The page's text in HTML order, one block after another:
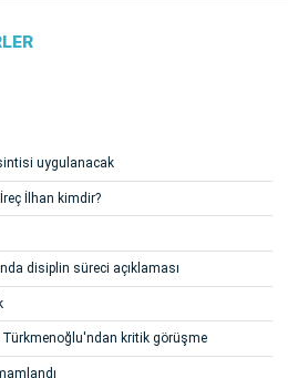
uygulanacak
İlhan kimdir?
disiplin süreci açıklaması
Türkmenoğlu'ndan kritik görüşme